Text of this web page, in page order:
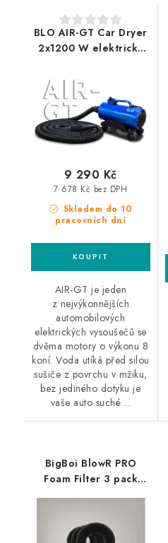
BLO AIR-GT Car Dryer
2x1200 W elektrický
Skladem do 10
pracovních dní
7 678 Kč bez DPH
9 290 Kč
AIR-GT je jeden
z nejvýkonnějších
automobilových
elektrických vysoušečů se
dvěma motory o výkonu 8
koní. Voda utíká před silou
sušiče z povrchu v mžiku,
bez jediného dotyku je
vaše auto suché....
BigBoi BlowR PRO
Foam Filter 3 pack